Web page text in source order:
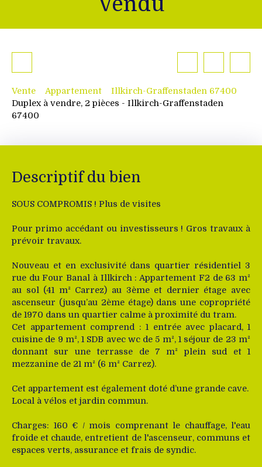
Vente Appartement
Illkirch-Graffenstaden 67400
Duplex à vendre, 2 pièces - Illkirch-Graffenstaden
67400
Descriptif du bien
SOUS COMPROMIS ! Plus de visites
Pour primo accédant ou investisseurs ! Gros travaux à
prévoir travaux.
Nouveau et en exclusivité dans quartier résidentiel 3
rue du Four Banal à Illkirch : Appartement F2 de 63 m²
au sol (41 m² Carrez) au 3ème et dernier étage avec
ascenseur (jusqu’au 2ème étage) dans une copropriété
de 1970 dans un quartier calme à proximité du tram.
Cet appartement comprend : 1 entrée avec placard, 1
cuisine de 9 m², 1 SDB avec wc de 5 m², 1 séjour de 23 m²
donnant sur une terrasse de 7 m² plein sud et 1
mezzanine de 21 m² (6 m² Carrez).
Cet appartement est également doté d’une grande cave.
Local à vélos et jardin commun.
Charges: 160 € / mois comprenant le chauffage, l'eau
froide et chaude, entretient de l'ascenseur, communs et
espaces verts, assurance et frais de syndic.